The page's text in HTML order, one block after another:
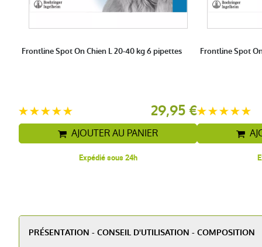
Frontline Spot On Chien L 20-40 kg 6 pipettes
29,95 €
AJOUTER AU PANIER
Expédié sous 24h
Frontline Spot
PRÉSENTATION - CONSEIL D'UTILISATION - COMPOSITION